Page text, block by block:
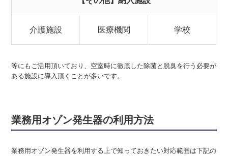
介護施設 医療機関 学校
等にもご活用頂いており、空室時に徹底した除菌と脱臭を行う必要が
ある施設に導入頂くことが多いです。
業務用オゾン発生器の利用方法
業務用オゾン発生器を利用する上で知っておきたい対応範囲は下記の